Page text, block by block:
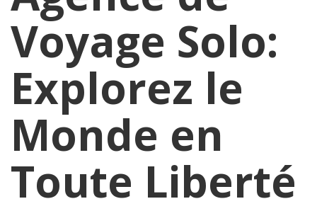
Voyage Solo:
Explorez le
Monde en
Toute Liberté